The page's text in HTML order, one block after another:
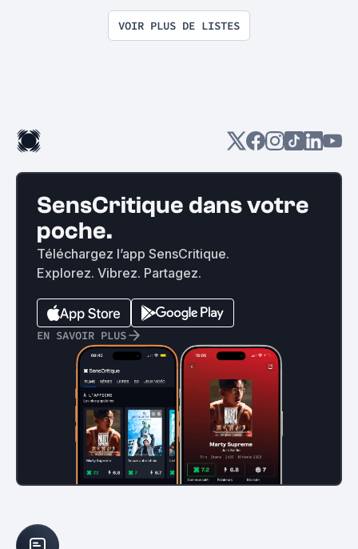
VOIR PLUS DE LISTES
SensCritique dans votre
poche.
Téléchargez l’app SensCritique.
Explorez. Vibrez. Partagez.
EN SAVOIR PLUS